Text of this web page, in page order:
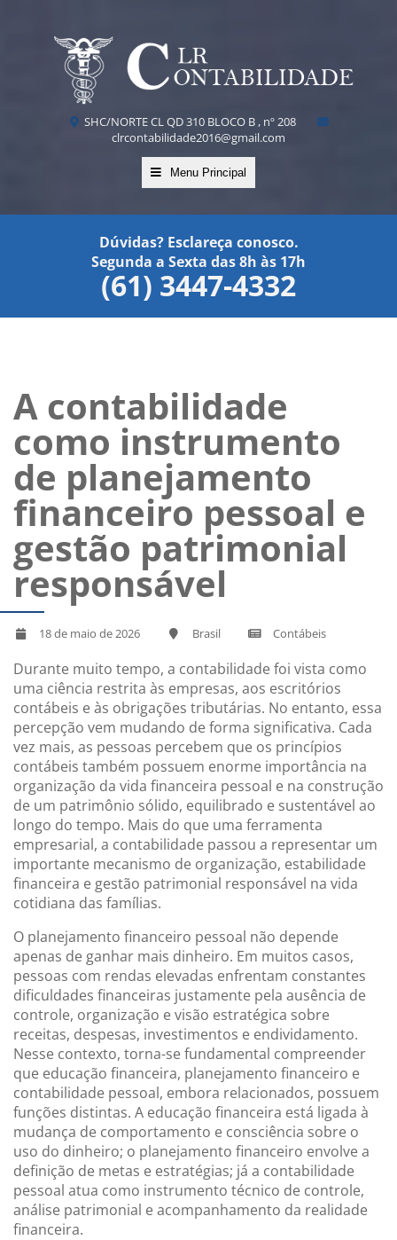
SHC/NORTE CL QD 310 BLOCO B , nº 208
clrcontabilidade2016@gmail.com
Menu Principal
Dúvidas? Esclareça conosco.
Segunda a Sexta das 8h às 17h
(61) 3447-4332
A contabilidade
como instrumento
de planejamento
financeiro pessoal e
gestão patrimonial
responsável
18 de maio de 2026 Brasil Contábeis
Durante muito tempo, a contabilidade foi vista como
uma ciência restrita às empresas, aos escritórios
contábeis e às obrigações tributárias. No entanto, essa
percepção vem mudando de forma significativa. Cada
vez mais, as pessoas percebem que os princípios
contábeis também possuem enorme importância na
organização da vida financeira pessoal e na construção
de um patrimônio sólido, equilibrado e sustentável ao
longo do tempo. Mais do que uma ferramenta
empresarial, a contabilidade passou a representar um
importante mecanismo de organização, estabilidade
financeira e gestão patrimonial responsável na vida
cotidiana das famílias.
O planejamento financeiro pessoal não depende
apenas de ganhar mais dinheiro. Em muitos casos,
pessoas com rendas elevadas enfrentam constantes
dificuldades financeiras justamente pela ausência de
controle, organização e visão estratégica sobre
receitas, despesas, investimentos e endividamento.
Nesse contexto, torna-se fundamental compreender
que educação financeira, planejamento financeiro e
contabilidade pessoal, embora relacionados, possuem
funções distintas. A educação financeira está ligada à
mudança de comportamento e consciência sobre o
uso do dinheiro; o planejamento financeiro envolve a
definição de metas e estratégias; já a contabilidade
pessoal atua como instrumento técnico de controle,
análise patrimonial e acompanhamento da realidade
financeira.